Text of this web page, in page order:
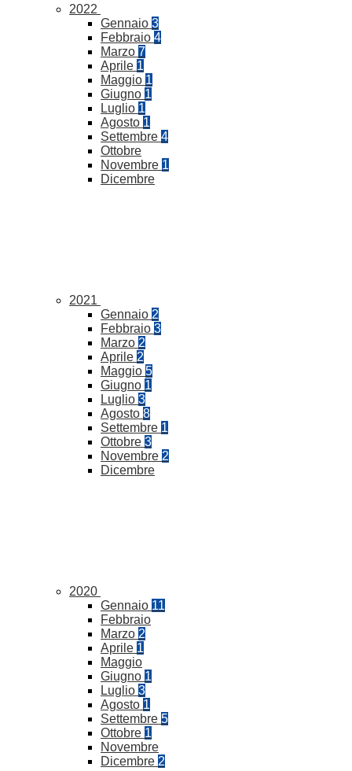
2022
Gennaio 3
Febbraio 4
Marzo 7
Aprile 1
Maggio 1
Giugno 1
Luglio 1
Agosto 1
Settembre 4
Ottobre
Novembre 1
Dicembre
2021
Gennaio 2
Febbraio 3
Marzo 2
Aprile 2
Maggio 5
Giugno 1
Luglio 3
Agosto 8
Settembre 1
Ottobre 3
Novembre 2
Dicembre
2020
Gennaio 11
Febbraio
Marzo 2
Aprile 1
Maggio
Giugno 1
Luglio 3
Agosto 1
Settembre 5
Ottobre 1
Novembre
Dicembre 2